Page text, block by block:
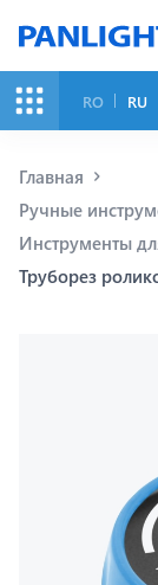
RO RU
Главная
Ручные
Инструменты
Труборез